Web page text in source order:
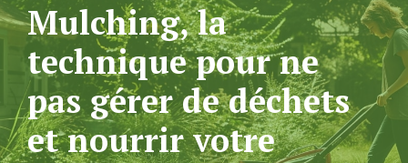
Mulching, la
technique pour ne
pas gérer de déchets
et nourrir votre